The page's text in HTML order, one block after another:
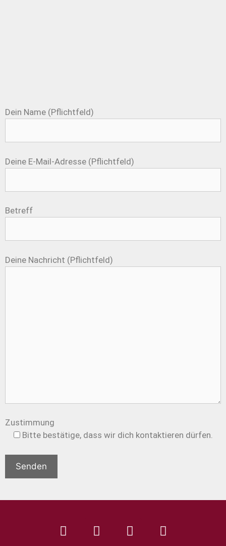
Dein Name (Pflichtfeld)
Deine E-Mail-Adresse (Pflichtfeld)
Betreff
Deine Nachricht (Pflichtfeld)
Zustimmung
Bitte bestätige, dass wir dich kontaktieren dürfen.